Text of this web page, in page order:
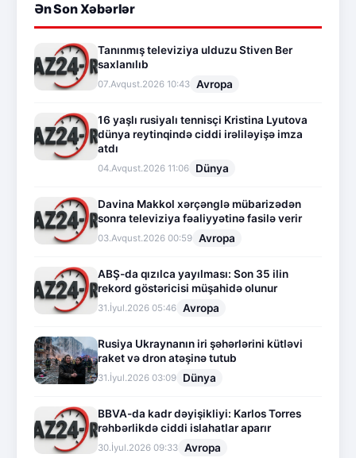
Ən Son Xəbərlər
Tanınmış televiziya ulduzu Stiven Ber
saxlanılıb
07.Avqust.2026 10:43 Avropa
16 yaşlı rusiyalı tennisçi Kristina Lyutova
dünya reytinqində ciddi irəliləyişə imza
atdı
04.Avqust.2026 11:06 Dünya
Davina Makkol xərçənglə mübarizədən
sonra televiziya fəaliyyətinə fasilə verir
03.Avqust.2026 00:59 Avropa
ABŞ-da qızılca yayılması: Son 35 ilin
rekord göstəricisi müşahidə olunur
31.İyul.2026 05:46 Avropa
Rusiya Ukraynanın iri şəhərlərini kütləvi
raket və dron atəşinə tutub
31.İyul.2026 03:09 Dünya
BBVA-da kadr dəyişikliyi: Karlos Torres
rəhbərlikdə ciddi islahatlar aparır
30.İyul.2026 09:33 Avropa